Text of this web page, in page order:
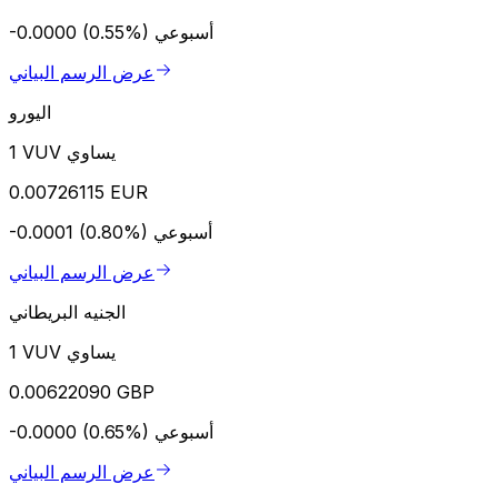
-0.0000 (0.55%) أسبوعي
عرض الرسم البياني
اليورو
1 VUV يساوي
0.00726115 EUR
-0.0001 (0.80%) أسبوعي
عرض الرسم البياني
الجنيه البريطاني
1 VUV يساوي
0.00622090 GBP
-0.0000 (0.65%) أسبوعي
عرض الرسم البياني